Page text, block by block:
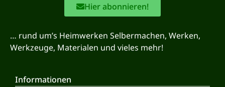
Hier abonnieren!
… rund um’s Heimwerken Selbermachen, Werken,
Werkzeuge, Materialen und vieles mehr!
Informationen